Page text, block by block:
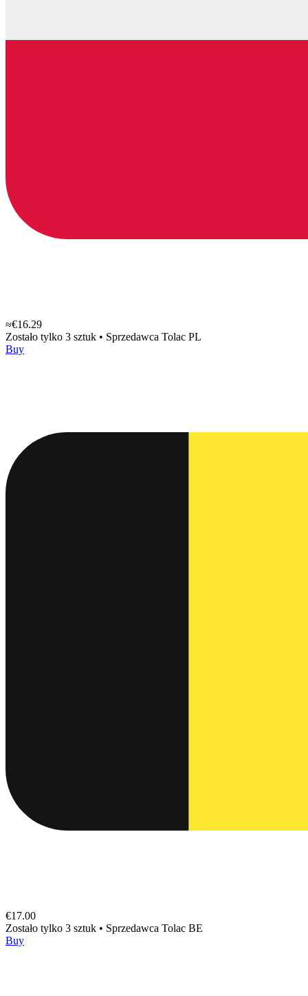
≈€16.29
Zostało tylko 3 sztuk • Sprzedawca Tolac PL
Buy
€17.00
Zostało tylko 3 sztuk • Sprzedawca Tolac BE
Buy